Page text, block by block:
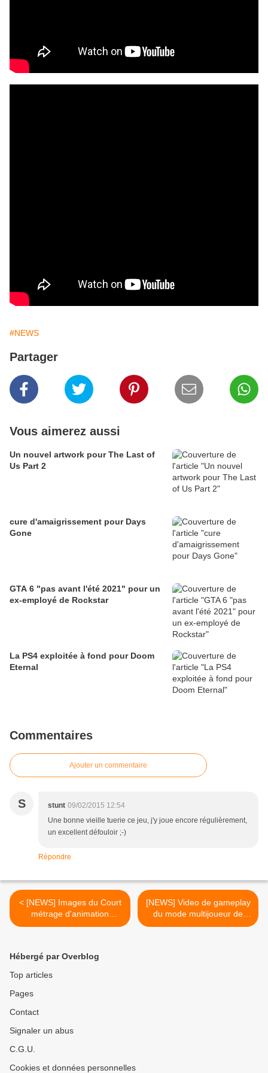
#NEWS
Partager
Vous aimerez aussi
Un nouvel artwork pour The Last of
Us Part 2
cure d'amaigrissement pour Days
Gone
GTA 6 "pas avant l'été 2021" pour un
ex-employé de Rockstar
La PS4 exploitée à fond pour Doom
Eternal
Commentaires
Ajouter un commentaire
S stunt 09/02/2015 12:54
Une bonne vieille tuerie ce jeu, j'y joue encore régulièrement,
un excellent défouloir ;-)
Répondre
< [NEWS] Images du Court
métrage d'animation
consacré à Portal 2
[NEWS] Video de gameplay
du mode multijoueur de
God of War: Ascension >
Hébergé par Overblog
Top articles
Pages
Contact
Signaler un abus
C.G.U.
Cookies et données personnelles